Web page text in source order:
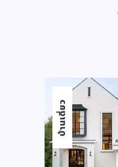
บ้านเดี่ยว